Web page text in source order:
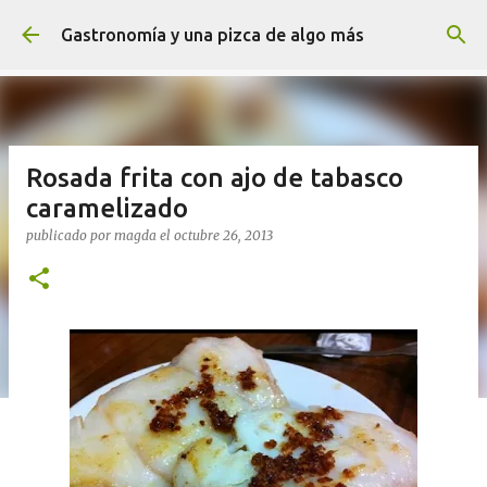
Ir al contenido principal
Gastronomía y una pizca de algo más
Rosada frita con ajo de tabasco
caramelizado
publicado por magda el octubre 26, 2013